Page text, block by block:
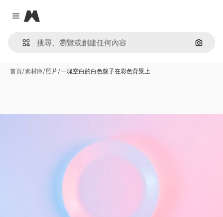
Close menu
Magnific
通過圖
首頁/素材庫/照片/一塊空白的白色盤子在彩色背景上